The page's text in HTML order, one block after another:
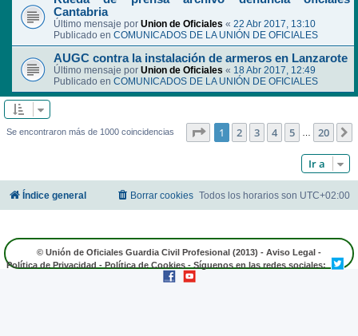
Cantabria
Último mensaje por Union de Oficiales « 22 Abr 2017, 13:10
Publicado en COMUNICADOS DE LA UNIÓN DE OFICIALES
AUGC contra la instalación de armeros en Lanzarote
Último mensaje por Union de Oficiales « 18 Abr 2017, 12:49
Publicado en COMUNICADOS DE LA UNIÓN DE OFICIALES
Se encontraron más de 1000 coincidencias Página de 20
1 2 3 4 5 … 20
Ir a
Índice general Todos los horarios son UTC+02:00
Borrar cookies
© Unión de Oficiales Guardia Civil Profesional (2013) - Aviso Legal -
Política de Privacidad-Política de Cookies- Síguenos en las redes sociales: